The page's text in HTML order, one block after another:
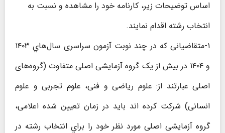
اساس توضیحات زیر، کارنامه خود را مشاهده و نسبت به
انتخاب رشته اقدام نمایند.
۱-متقاضیانی که در چند نوبت آزمون سراسری سال‌هاي ۱۴۰۳
و ۱۴۰۴ در بيش از يک گروه آزمایشی اصلی متفاوت (گروه‌های
اصلی عبارتند از: علوم ریاضی و فنی، علوم تجربی و علوم
انسانی) شرکت کرده اند باید در زمان تعیین شده اعلامی،
گروه آزمایشی اصلی مورد نظر خود را براي انتخاب رشته در